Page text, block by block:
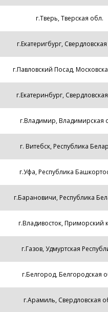
г.Тверь, Тверская обл.
г.Екатеригбург,
г.Павловский Посад,
г.Екатеринбург,
г.Владимир, Владимирская
г. Витебск, Республика
г.Уфа, Республика
г.Барановичи, Республика
г.Владивосток, Приморский
г.Газов, Удмуртская
г.Белгород, Белгородская
г.Арамиль, Свердловская